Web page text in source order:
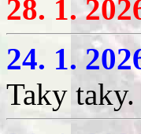
28. 1.
24. 1.
Taky taky.